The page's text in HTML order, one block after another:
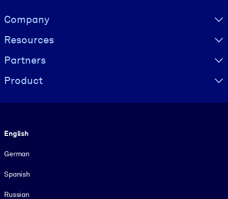
Visually hidden Text
Company
Resources
Partners
Product
English
German
Spanish
Russian